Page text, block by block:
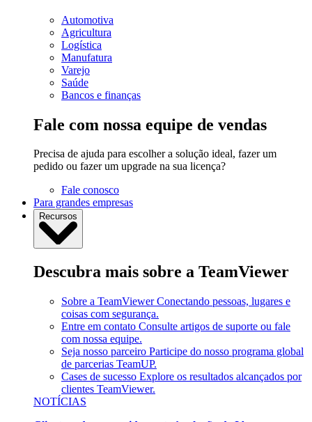
Automotiva
Agricultura
Logística
Manufatura
Varejo
Saúde
Bancos e finanças
Fale com nossa equipe de vendas
Precisa de ajuda para escolher a solução ideal, fazer um
pedido ou fazer um upgrade na sua licença?
Fale conosco
Para grandes empresas
Recursos
Descubra mais sobre a TeamViewer
Sobre a TeamViewer Conectando pessoas, lugares e
coisas com segurança.
Entre em contato Consulte artigos de suporte ou fale
com nossa equipe.
Seja nosso parceiro Participe do nosso programa global
de parcerias TeamUP.
Cases de sucesso Explore os resultados alcançados por
clientes TeamViewer.
NOTÍCIAS